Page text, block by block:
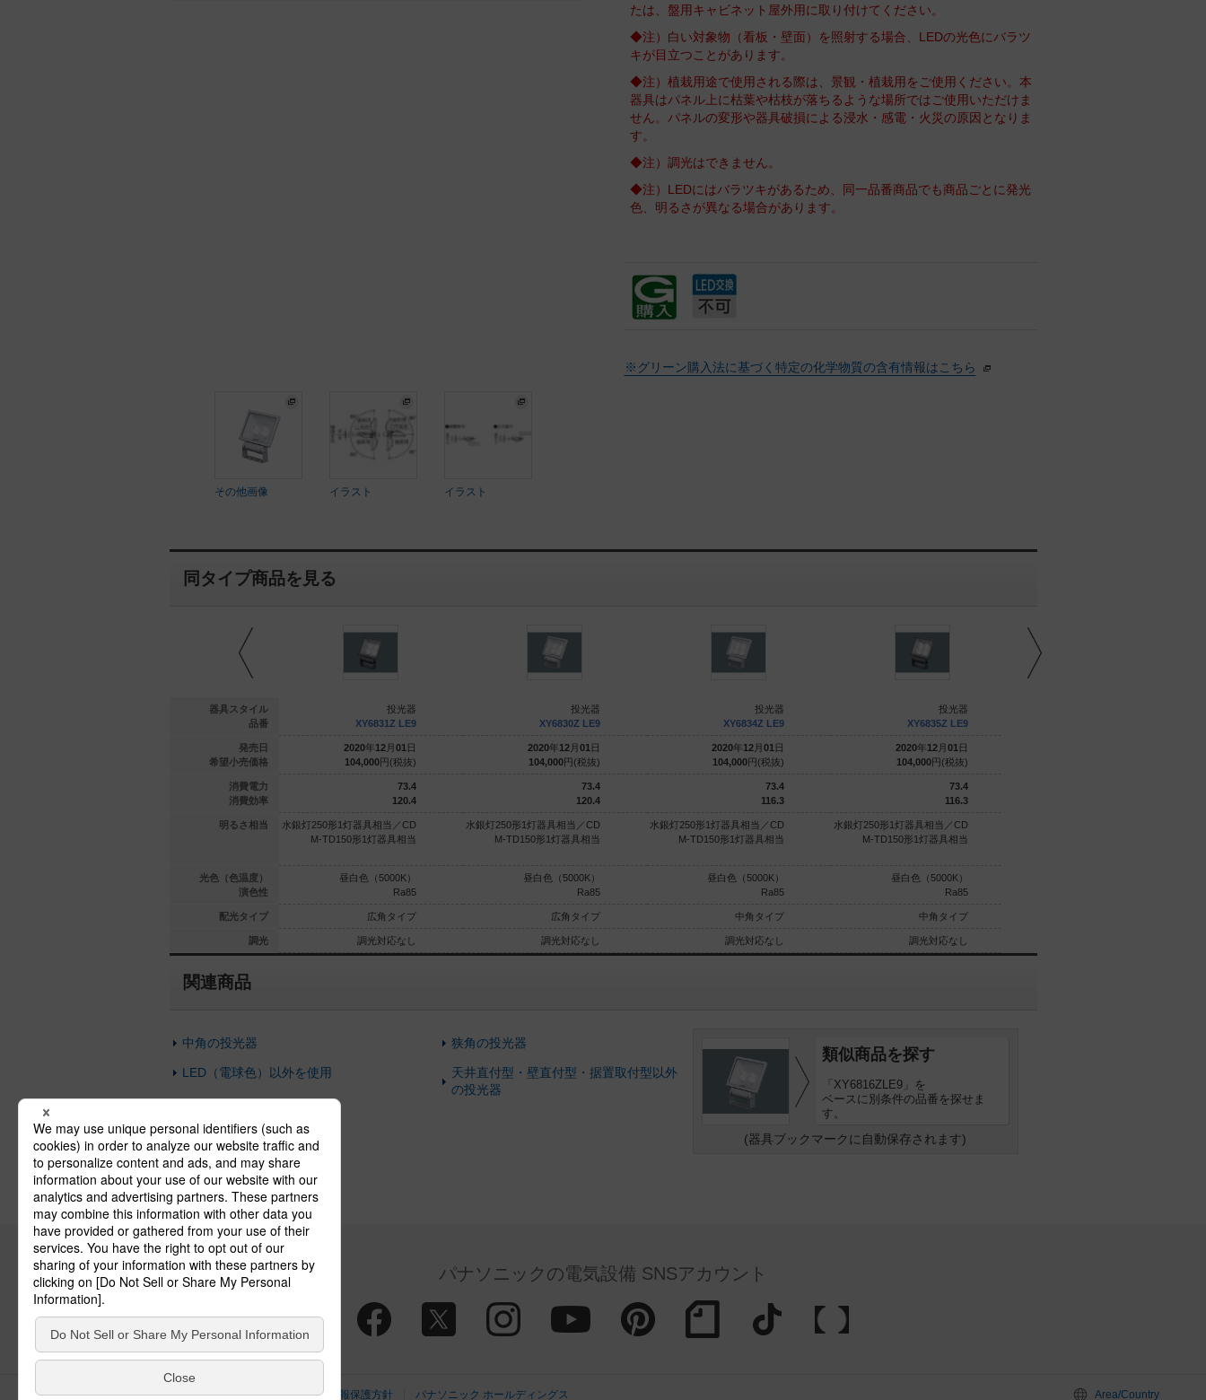
たは、盤用キャビネット屋外用に取り付けてください。
◆注）白い対象物（看板・壁面）を照射する場合、LEDの光色にバラツ
キが目立つことがあります。
◆注）植栽用途で使用される際は、景観・植栽用をご使用ください。本
器具はパネル上に枯葉や枯枝が落ちるような場所ではご使用いただけま
せん。パネルの変形や器具破損による浸水・感電・火災の原因となりま
す。
◆注）調光はできません。
◆注）LEDにはバラツキがあるため、同一品番商品でも商品ごとに発光
色、明るさが異なる場合があります。
※グリーン購入法に基づく特定の化学物質の含有情報はこちら
その他画像 イラスト イラスト
同タイプ商品を見る
器具スタイル
品番
発売日
希望小売価格
消費電力
消費効率
明るさ相当
光色（色温度）
演色性
配光タイプ
調光
投光器
円(税抜)
66.5
87.8
水銀灯200形1灯器具相当／CD
電球色（3000K）
広角タイプ
投光器
XY6831Z LE9
2020年12月 01 日
104,000円(税抜)
73.4
120.4
水銀灯250形1灯器具相当／CD
M-TD150形1灯器具相当
昼白色（5000K）
Ra85
広角タイプ
調光対応なし
投光器
XY6830Z LE9
2020年12月 01 日
104,000円(税抜)
73.4
120.4
水銀灯250形1灯器具相当／CD
M-TD150形1灯器具相当
昼白色（5000K）
Ra85
広角タイプ
調光対応なし
投光器
XY6834Z LE9
2020年12月 01 日
104,000円(税抜)
73.4
116.3
水銀灯250形1灯器具相当／CD
M-TD150形1灯器具相当
昼白色（5000K）
Ra85
中角タイプ
調光対応なし
投光器
XY6835Z LE9
2020年12月 01 日
104,000円(税抜)
73.4
116.3
水銀灯250形1灯器具相当／CD
M-TD150形1灯器具相当
昼白色（5000K）
Ra85
中角タイプ
調光対応なし
関連商品
中角の投光器 狭角の投光器
LED（電球色）以外を使用
天井直付型・壁直付型・据置取付型以外
の投光器
類似商品を探す
「XY6816ZLE9」を
ベースに別条件の品番を探せま
す。
(器具ブックマークに自動保存されます)
パナソニックの電気設備 SNSアカウント
サイトのご利用にあたって クッキーポリシー 個人情報保護方針 パナソニック ホールディングス Area/Country